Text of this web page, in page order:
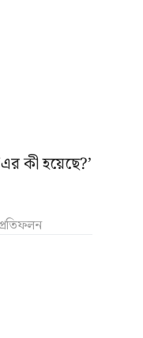
কী হয়েছে?’
প্রতিফলন